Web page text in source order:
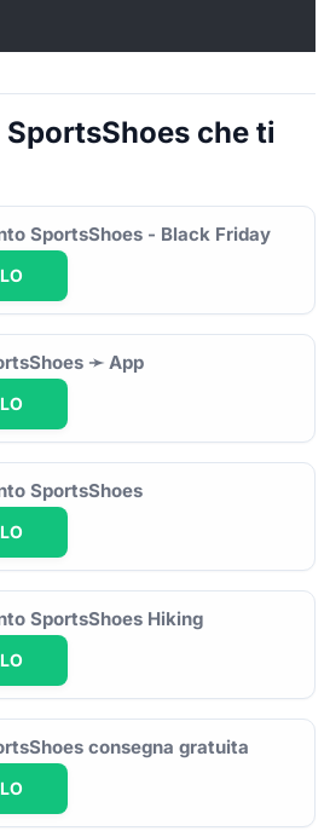
che ti
SportsShoes - Black Friday
➛ App
SportsShoes
SportsShoes Hiking
consegna gratuita